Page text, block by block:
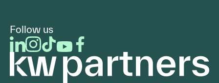
Follow us
LinkedInInstagram
Facebook
YoutubeFacebook